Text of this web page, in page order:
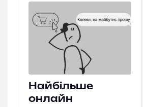
Найбільше
онлайн